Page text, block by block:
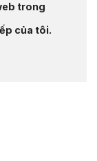
trong
của tôi.